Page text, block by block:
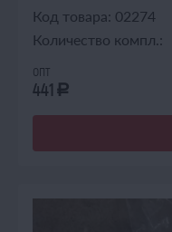
Код товара: 02274
Количество компл.:
опт
441 a